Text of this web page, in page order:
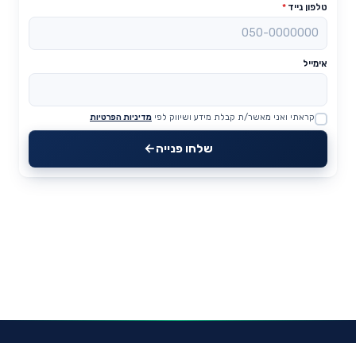
טלפון נייד *
אימייל
Website
קראתי ואני מאשר/ת קבלת מידע ושיווק לפי מדיניות הפרטיות
שלחו פנייה